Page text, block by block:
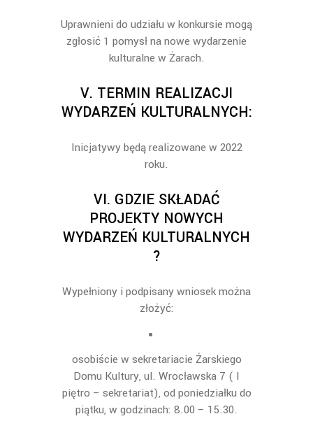
Uprawnieni do udziału w konkursie mogą
zgłosić 1 pomysł na nowe wydarzenie
kulturalne w Żarach.
V. TERMIN REALIZACJI
WYDARZEŃ KULTURALNYCH:
Inicjatywy będą realizowane w 2022
roku.
VI. GDZIE SKŁADAĆ
PROJEKTY NOWYCH
WYDARZEŃ KULTURALNYCH
?
Wypełniony i podpisanywniosek można
złożyć:
osobiście w sekretariacie Żarskiego
Domu Kultury, ul. Wrocławska 7 ( I
piętro – sekretariat), od poniedziałku do
piątku, w godzinach: 8.00 – 15.30.